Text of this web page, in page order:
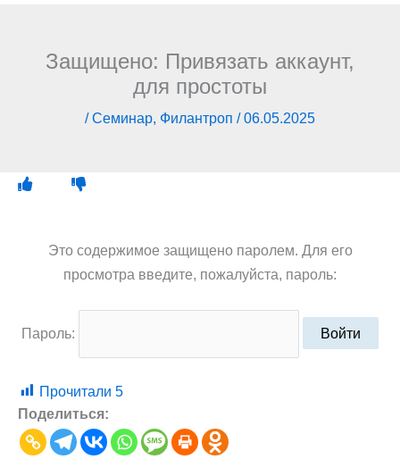
Защищено: Привязать аккаунт,
для простоты
/Семинар, Филантроп /06.05.2025
Это содержимое защищено паролем. Для его
просмотра введите, пожалуйста, пароль:
Пароль:
Прочитали 5
Поделиться: